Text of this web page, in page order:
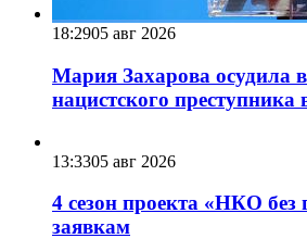
18:2905 авг 2026
Мария Захарова осудила
нацистского преступника
13:3305 авг 2026
4 сезон проекта «НКО
заявкам